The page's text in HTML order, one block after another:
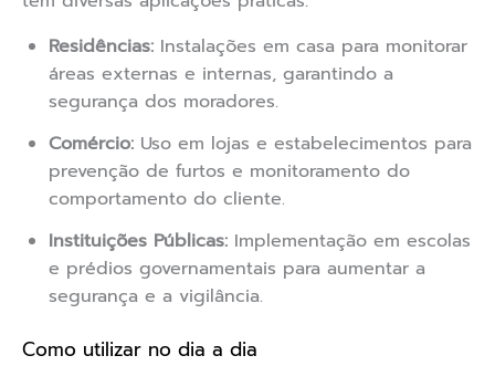
Residências: Instalações em casa para monitorar
áreas externas e internas, garantindo a
segurança dos moradores.
Comércio: Uso em lojas e estabelecimentos para
prevenção de furtos e monitoramento do
comportamento do cliente.
Instituições Públicas: Implementação em escolas
e prédios governamentais para aumentar a
segurança e a vigilância.
Como utilizar no dia a dia